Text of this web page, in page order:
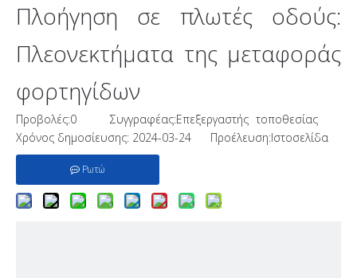
Πλοήγηση σε πλωτές οδούς:
Πλεονεκτήματα της μεταφοράς
φορτηγίδων
Προβολές:0 Συγγραφέας:Επεξεργαστής τοποθεσίας
Χρόνος δημοσίευσης: 2024-03-24 Προέλευση:Ιστοσελίδα
Ρωτώ